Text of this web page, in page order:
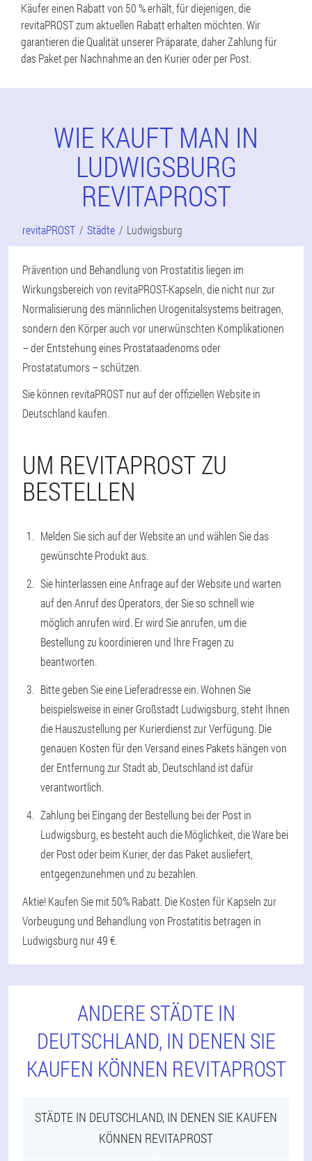
Käufer einen Rabatt von 50 % erhält, für diejenigen, die
revitaPROST zum aktuellen Rabatt erhalten möchten. Wir
garantieren die Qualität unserer Präparate, daher Zahlung für
das Paket per Nachnahme an den Kurier oder per Post.
WIE KAUFT MAN IN
LUDWIGSBURG
REVITAPROST
revitaPROST Städte Ludwigsburg
Prävention und Behandlung von Prostatitis liegen im
Wirkungsbereich von revitaPROST-Kapseln, die nicht nur zur
Normalisierung des männlichen Urogenitalsystems beitragen,
sondern den Körper auch vor unerwünschten Komplikationen
– der Entstehung eines Prostataadenoms oder
Prostatatumors – schützen.
Sie können revitaPROST nur auf der offiziellen Website in
Deutschland kaufen.
UM REVITAPROST ZU
BESTELLEN
Melden Sie sich auf der Website an und wählen Sie das
gewünschte Produkt aus.
Sie hinterlassen eine Anfrage auf der Website und warten
auf den Anruf des Operators, der Sie so schnell wie
möglich anrufen wird. Er wird Sie anrufen, um die
Bestellung zu koordinieren und Ihre Fragen zu
beantworten.
Bitte geben Sie eine Lieferadresse ein. Wohnen Sie
beispielsweise in einer Großstadt Ludwigsburg, steht Ihnen
die Hauszustellung per Kurierdienst zur Verfügung. Die
genauen Kosten für den Versand eines Pakets hängen von
der Entfernung zur Stadt ab, Deutschland ist dafür
verantwortlich.
Zahlung bei Eingang der Bestellung bei der Post in
Ludwigsburg, es besteht auch die Möglichkeit, die Ware bei
der Post oder beim Kurier, der das Paket ausliefert,
entgegenzunehmen und zu bezahlen.
Aktie! Kaufen Sie mit 50% Rabatt. Die Kosten für Kapseln zur
Vorbeugung und Behandlung von Prostatitis betragen in
Ludwigsburg nur 49 €.
ANDERE STÄDTE IN
DEUTSCHLAND, IN DENEN SIE
KAUFEN KÖNNEN REVITAPROST
STÄDTE IN DEUTSCHLAND, IN DENEN SIE KAUFEN
KÖNNEN REVITAPROST